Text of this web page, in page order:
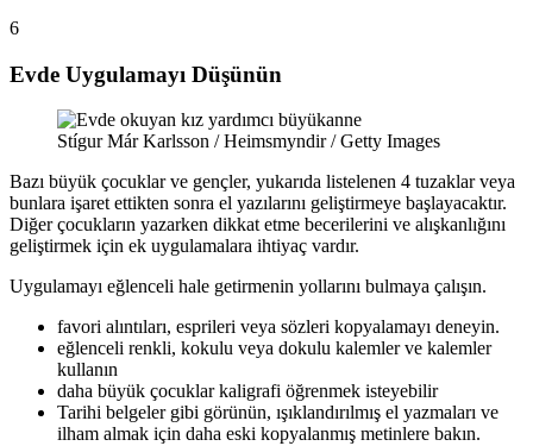
6
Evde Uygulamayı Düşünün
Stígur Már Karlsson / Heimsmyndir / Getty Images
Bazı büyük çocuklar ve gençler, yukarıda listelenen 4 tuzaklar veya
bunlara işaret ettikten sonra el yazılarını geliştirmeye başlayacaktır.
Diğer çocukların yazarken dikkat etme becerilerini ve alışkanlığını
geliştirmek için ek uygulamalara ihtiyaç vardır.
Uygulamayı eğlenceli hale getirmenin yollarını bulmaya çalışın.
favori alıntıları, esprileri veya sözleri kopyalamayı deneyin.
eğlenceli renkli, kokulu veya dokulu kalemler ve kalemler
kullanın
daha büyük çocuklar kaligrafi öğrenmek isteyebilir
Tarihi belgeler gibi görünün, ışıklandırılmış el yazmaları ve
ilham almak için daha eski kopyalanmış metinlere bakın.